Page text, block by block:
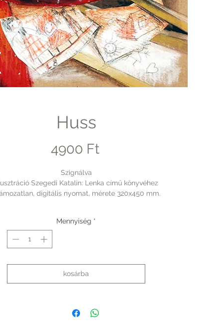
Huss
4900 FtÁr
Szignálva
Szegedi Katalin: Lenka című könyvéhez
digitális nyomat, mérete 320x450 mm.
Mennyiség *
kosárba